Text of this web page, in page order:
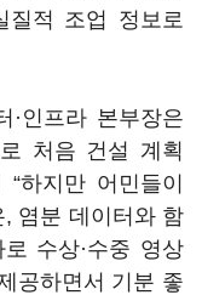
질적 조업 정보로
·인프라 본부장은
처음 건설 계획
하지만 어민들이
염분 데이터와 함
수상·수중 영상
공하면서 기분 좋